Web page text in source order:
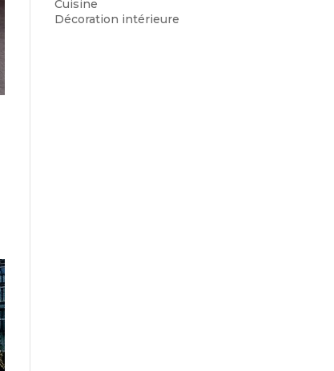
Cuisine
Décoration intérieure